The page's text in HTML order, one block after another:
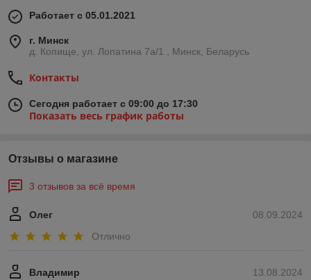
Работает с 05.01.2021
г. Минск
д. Копище, ул. Лопатина 7а/1 , Минск, Беларусь
Контакты
Сегодня работает с 09:00 до 17:30
Показать весь график работы
Отзывы о магазине
3 отзывов за всё время
08.09.2024
Олег
Отлично
13.08.2024
Владимир